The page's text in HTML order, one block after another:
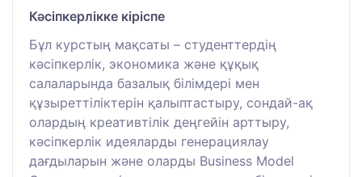
Кәсіпкерлікке кіріспе
Бұл курстың мақсаты – студенттердің
кәсіпкерлік, экономика және құқық
салаларында базалық білімдері мен
құзыреттіліктерін қалыптастыру, сондай-ақ
олардың креативтілік деңгейін арттыру,
кәсіпкерлік идеяларды генерациялау
дағдыларын және оларды Business Model